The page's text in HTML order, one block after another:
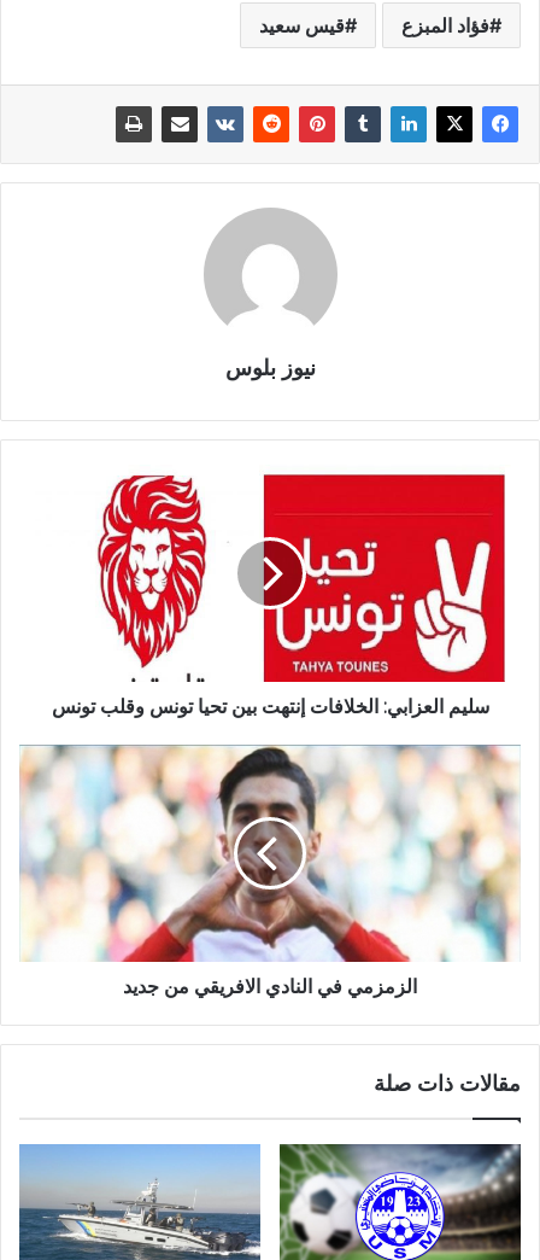
فؤاد المبزع قيس سعيد
نيوز بلوس
سليم العزابي: الخلافات إنتهت بين تحيا تونس وقلب تونس
الزمزمي في النادي الافريقي من جديد
مقالات ذات صلة